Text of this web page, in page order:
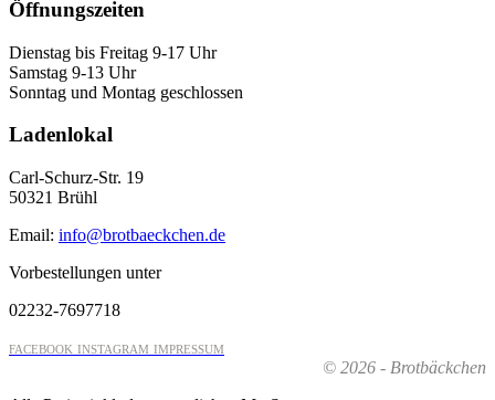
Öffnungszeiten
Dienstag bis Freitag 9-17 Uhr
Samstag 9-13 Uhr
Sonntag und Montag geschlossen
Ladenlokal
Carl-Schurz-Str. 19
50321 Brühl
Email: info@brotbaeckchen.de
Vorbestellungen unter
02232-7697718
FACEBOOK INSTAGRAM IMPRESSUM
© 2026 - Brotbäckchen